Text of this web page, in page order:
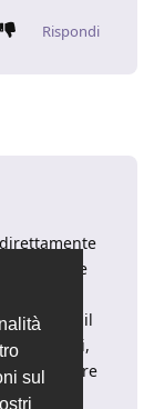
sul
Rispondi
da locale e
files) e il
reinstallare